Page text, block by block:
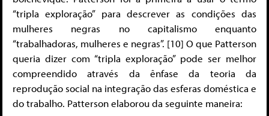
“tripla exploração” para descrever as condições das
mulheres negras no capitalismo enquanto
“trabalhadoras, mulheres e negras”. [10] O que Patterson
queria dizer com “tripla exploração” pode ser melhor
compreendido através da ênfase da teoria da
reprodução social na integração das esferas doméstica e
do trabalho. Patterson elaborou da seguinte maneira: